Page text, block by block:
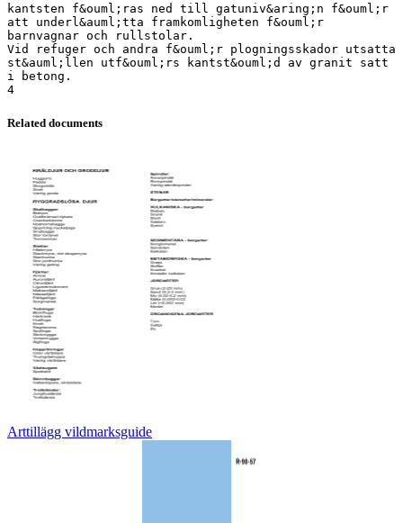
kantsten f&ouml;ras ned till gatuniv&aring;n f&ouml;r
att underl&auml;tta framkomligheten f&ouml;r
barnvagnar och rullstolar.
Vid refuger och andra f&ouml;r plogningsskador utsatta
st&auml;llen utf&ouml;rs kantst&ouml;d av granit satt
i betong.
Related documents
Arttillägg vildmarksguide